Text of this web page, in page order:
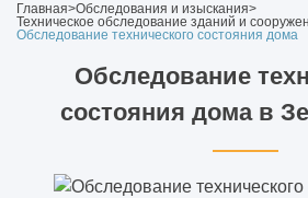
Главная>Обследования и изыскания>
Техническое обследование зданий и
Обследование технического состояния дома
Обследование
состояния дома в